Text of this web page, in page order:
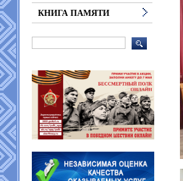
КНИГА ПАМЯТИ